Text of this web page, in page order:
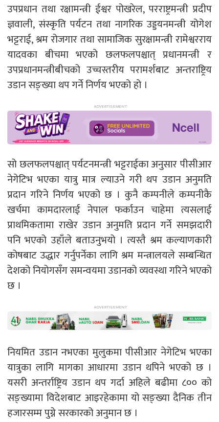
उपप्रधान तथा रक्षामन्त्री ईश्वर पोखरेल, परराष्ट्रमन्त्री प्रदीप
ज्ञवाली, संस्कृति पर्यटन तथा नागरिक उड्डयनमन्त्री योगेश
भट्टराई, श्रम रोजगार तथा सामाजिक सुरक्षामन्त्री रामेश्वरराय
यादवका बीचमा भएको छलफलपश्चात् प्रधानमन्त्री र
उपप्रधानमन्त्रीबीचको उच्चस्तरीय परामर्शबाट अन्तराष्ट्रिय
उडान सङ्ख्या थप गर्ने निर्णय भएको हो ।
सो छलफलपश्चात् पर्यटनमन्त्री भट्टराईका अनुसार पीसीआर
नेगेटिभ भएका यात्रु मात्र ल्याउने गरी थप उडान अनुमति
प्रदान गरिने निर्णय भएको छ । कुनै कम्पनीले कम्पनीकै
खर्चमा कामदारलाई नेपाल फर्काउन चाहेमा त्यसलाई
प्राथमिकतामा राखेर उडान अनुमति प्रदान गर्ने समझदारी
पनि भएको उहाँले बताउनुभयो । त्यस्तै श्रम कल्याणकारी
कोषबाट उद्धार गर्नुपर्नेका लागि श्रम मन्त्रालयले सम्बन्धित
देशको नियोगसँग समन्वयमा उडानको व्यवस्था गरिने भएको
छ ।
नियमित उडान नभएका मुलुकमा पीसीआर नेगेटिभ भएका
यात्रुका लागि मागका आधारमा उडान थपिने भएको छ ।
यसरी अन्तर्राष्ट्रिय उडान थप गर्दा अहिले बढीमा ८०० को
सङ्ख्यामा विदेशबाट आइरहेकामा यो सङ्ख्या दैनिक तीन
हजारसम्म पुग्ने सरकारको अनुमान छ ।